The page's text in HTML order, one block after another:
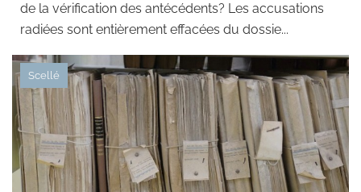
de la vérification des antécédents? Les accusations
radiées sont entièrement effacées du dossie...
Scellé